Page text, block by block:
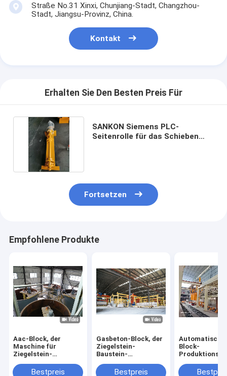
Straße No.31 Xinxi, Chunjiang-Stadt, Changzhou-
Stadt, Jiangsu-Provinz, China.
Kontakt
Erhalten Sie Den Besten Preis Für
SANKON Siemens PLC-
Seitenrolle für das Schieben
Fortsetzen
Empfohlene Produkte
Aac-Block, der
Maschine für
Ziegelstein-
herstelltBestpreis
Gasbeton-Block, der
Ziegelstein-
Baustein-
der Maschinen-AAC
Bestpreis
Block-
bescheinigte